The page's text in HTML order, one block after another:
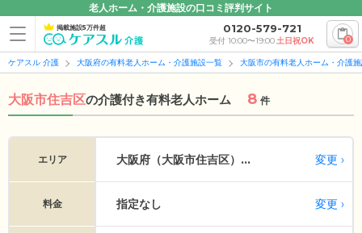
老人ホーム・介護施設の口コミ評判サイト
掲載施設5万件超 0120-579-721
受付 10:00〜19:00土日祝OK 0
ケアスル 介護 大阪府の有料老人ホーム・介護施設一覧 大阪市の有料老人ホーム・介護
大阪市住吉区の介護付き有料老人ホーム 8 件
エリア 大阪府（大阪市住吉区）... 変更
料金 指定なし 変更